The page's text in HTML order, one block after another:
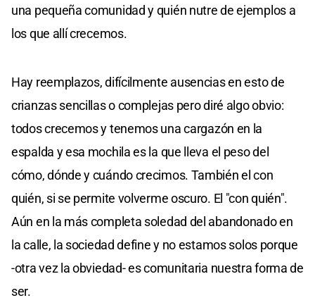
una pequeña comunidad y quién nutre de ejemplos a
los que allí crecemos.
Hay reemplazos, difícilmente ausencias en esto de
crianzas sencillas o complejas pero diré algo obvio:
todos crecemos y tenemos una cargazón en la
espalda y esa mochila es la que lleva el peso del
cómo, dónde y cuándo crecimos. También el con
quién, si se permite volverme oscuro. El "con quién".
Aún en la más completa soledad del abandonado en
la calle, la sociedad define y no estamos solos porque
-otra vez la obviedad- es comunitaria nuestra forma de
ser.